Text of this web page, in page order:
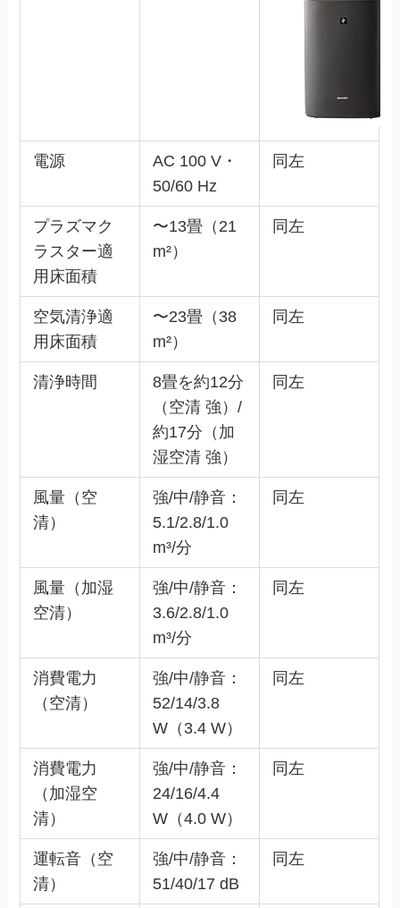
電源
AC 100 V・
50/60 Hz
同左
プラズマク
ラスター適
用床面積
〜13畳（21
m²）
同左
空気清浄適
用床面積
〜23畳（38
m²）
同左
清浄時間
8畳を約12分
（空清 強）/
約17分（加
湿空清 強）
同左
風量（空
清）
強/中/静音：
5.1/2.8/1.0
m³/分
同左
風量（加湿
空清）
強/中/静音：
3.6/2.8/1.0
m³/分
同左
消費電力
（空清）
強/中/静音：
52/14/3.8
W（3.4 W）
同左
消費電力
（加湿空
清）
強/中/静音：
24/16/4.4
W（4.0 W）
同左
運転音（空
清）
強/中/静音：
51/40/17 dB
同左